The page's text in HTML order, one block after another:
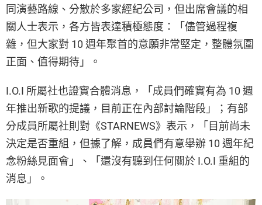
同演藝路線、分散於多家經紀公司，但出席會議的相
關人士表示，各方皆表達積極態度：「儘管過程複
雜，但大家對 10 週年聚首的意願非常堅定，整體氛圍
正面、值得期待」。
I.O.I 所屬社也證實合體消息，「成員們確實有為 10 週
年推出新歌的提議，目前正在內部討論階段」；有部
分成員所屬社則對《STARNEWS》表示，「目前尚未
決定是否重組，但據了解，成員們有意舉辦 10 週年紀
念粉絲見面會」、「還沒有聽到任何關於 I.O.I 重組的
消息」。